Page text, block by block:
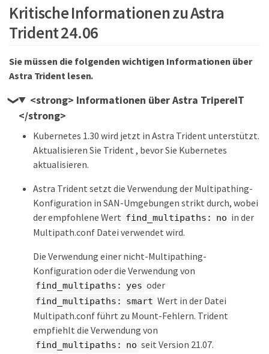
Kritische Informationen zu Astra
Trident 24.06
Sie müssen die folgenden wichtigen Informationen über
Astra Trident lesen.
<strong> Informationen über Astra TripereIT
</strong>
Kubernetes 1.30 wird jetzt in Astra Trident unterstützt.
Aktualisieren Sie Trident , bevor Sie Kubernetes
aktualisieren.
Astra Trident setzt die Verwendung der Multipathing-
Konfiguration in SAN-Umgebungen strikt durch, wobei
der empfohlene Wert find_multipaths: no in der
Multipath.conf Datei verwendet wird.
Die Verwendung einer nicht-Multipathing-
Konfiguration oder die Verwendung von
find_multipaths: yes oder
find_multipaths: smart Wert in der Datei
Multipath.conf führt zu Mount-Fehlern. Trident
empfiehlt die Verwendung von
find_multipaths: no seit Version 21.07.